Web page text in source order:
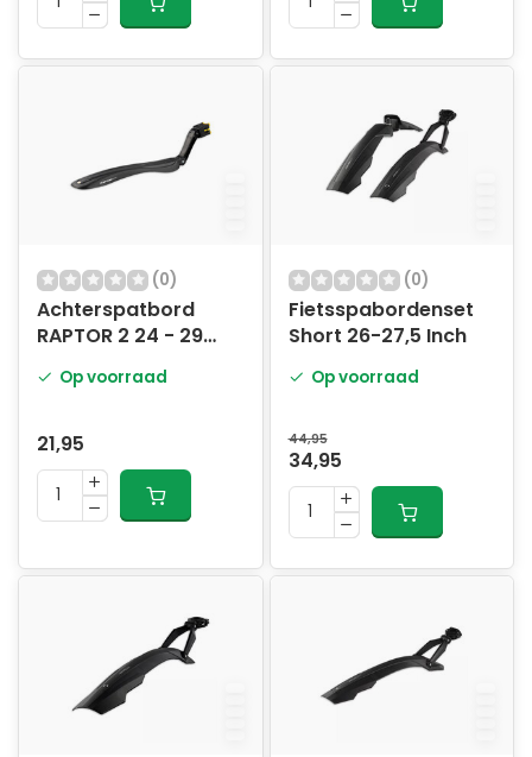
(0)
Achterspatbord
RAPTOR 2 24 - 29
Op voorraad
21,95
(0)
Fietsspabordenset
Short 26-27,5 Inch
Op voorraad
44,95
34,95